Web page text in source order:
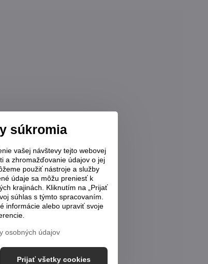
súkromia
vašej návštevy tejto webovej
a zhromažďovanie údajov o jej
použiť nástroje a služby
údaje sa môžu preniesť k
krajinách. Kliknutím na „Prijať
súhlas s týmto spracovaním.
informácie alebo upraviť svoje
osobných údajov
Prijať všetky cookies